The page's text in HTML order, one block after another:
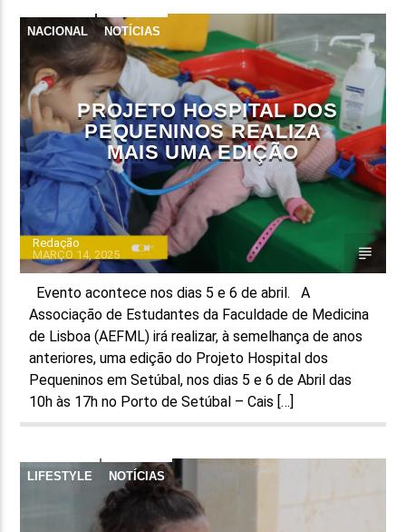
NACIONAL NOTÍCIAS
PROJETO HOSPITAL DOS
PEQUENINOS REALIZA
MAIS UMA EDIÇÃO
Redação
MARÇO 14, 2025
Evento acontece nos dias 5 e 6 de abril. A
Associação de Estudantes da Faculdade de Medicina
de Lisboa (AEFML) irá realizar, à semelhança de anos
anteriores, uma edição do Projeto Hospital dos
Pequeninos em Setúbal, nos dias 5 e 6 de Abril das
10h às 17h no Porto de Setúbal – Cais […]
LIFESTYLE NOTÍCIAS